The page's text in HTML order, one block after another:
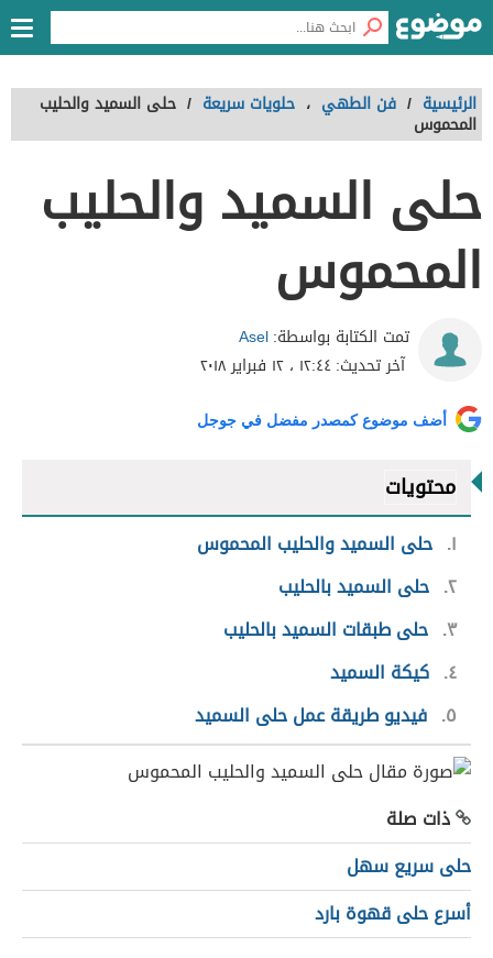
الرئيسية / فن الطهي ، حلويات سريعة / حلى السميد والحليب
المحموس
حلى السميد والحليب
المحموس
تمت الكتابة بواسطة:Asel
آخر تحديث:١٢:٤٤ ، ١٢ فبراير ٢٠١٨
أضف موضوع كمصدر مفضل في جوجل
محتويات
١ حلى السميد والحليب المحموس
٢ حلى السميد بالحليب
٣ حلى طبقات السميد بالحليب
٤ كيكة السميد
٥ فيديو طريقة عمل حلى السميد
ذات صلة
حلى سريع سهل
أسرع حلى قهوة بارد